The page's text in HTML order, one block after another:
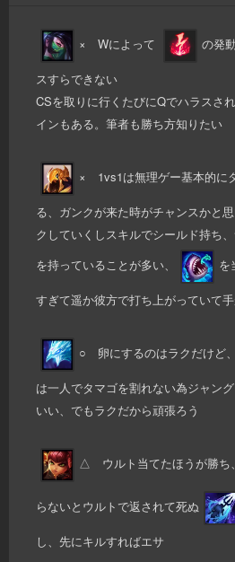
× Wによって の発
スすらできない
CSを取りに行くたびにQでハラスさ
インもある。筆者も勝ち方知りたい
× 1vs1は無理ゲー基本的に
る、ガンクが来た時がチャンスかと
クしていくしスキルでシールド持ち
を持っていることが多い、
を
すぎて遥か彼方で打ち上がっていて
○ 卵にするのはラクだけど
は一人でタマゴを割れない為ジャン
いい、でもラクだから頑張ろう
△ ウルト当てたほうが勝ち、
らないとウルトで返されて死ぬ
し、先にキルすればエサ